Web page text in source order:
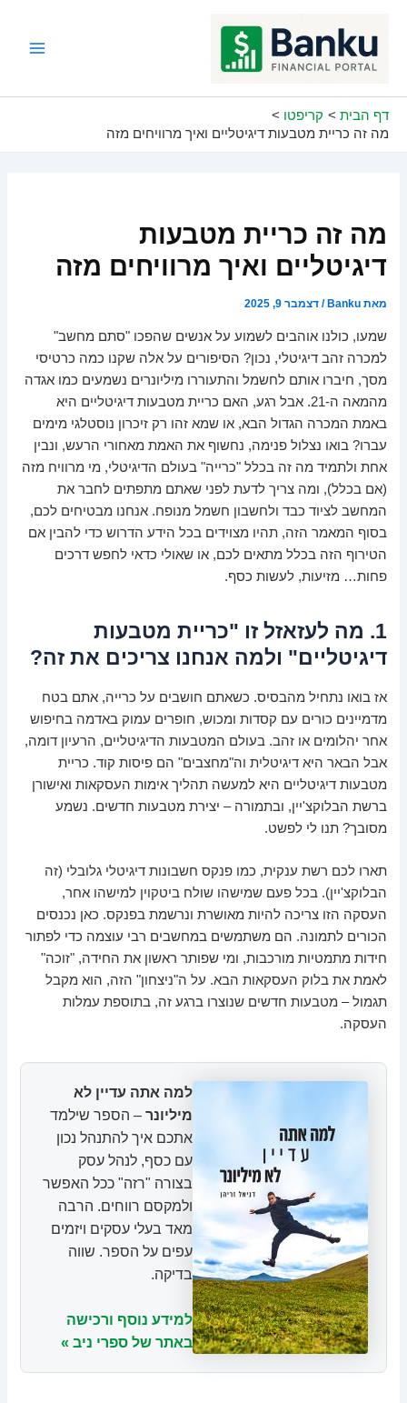
דף הבית
קריפטו
מה זה כריית מטבעות דיגיטליים ואיך מרוויחים מזה
מה זה כריית מטבעות
דיגיטליים ואיך מרוויחים מזה
מאתBanku
/דצמבר 9, 2025
שמעו, כולנו אוהבים לשמוע על אנשים שהפכו "סתם מחשב"
למכרה זהב דיגיטלי, נכון? הסיפורים על אלה שקנו כמה כרטיסי
מסך, חיברו אותם לחשמל והתעוררו מיליונרים נשמעים כמו אגדה
מהמאה ה-21. אבל רגע, האם כריית מטבעות דיגיטליים היא
באמת המכרה הגדול הבא, או שמא זהו רק זיכרון נוסטלגי מימים
עברו? בואו נצלול פנימה, נחשוף את האמת מאחורי הרעש, ונבין
אחת ולתמיד מה זה בכלל "כרייה" בעולם הדיגיטלי, מי מרוויח מזה
(אם בכלל), ומה צריך לדעת לפני שאתם מתפתים לחבר את
המחשב לציוד כבד ולחשבון חשמל מנופח. אנחנו מבטיחים לכם,
בסוף המאמר הזה, תהיו מצוידים בכל הידע הדרוש כדי להבין אם
הטירוף הזה בכלל מתאים לכם, או שאולי כדאי לחפש דרכים
פחות… מזיעות, לעשות כסף.
1. מה לעזאזל זו "כריית מטבעות
דיגיטליים" ולמה אנחנו צריכים את זה?
אז בואו נתחיל מהבסיס. כשאתם חושבים על כרייה, אתם בטח
מדמיינים כורים עם קסדות ומכוש, חופרים עמוק באדמה בחיפוש
אחר יהלומים או זהב. בעולם המטבעות הדיגיטליים, הרעיון דומה,
אבל הבאר היא דיגיטלית וה"מחצבים" הם פיסות קוד. כריית
מטבעות דיגיטליים היא למעשה תהליך אימות העסקאות ואישורן
ברשת הבלוקצ'יין, ובתמורה – יצירת מטבעות חדשים. נשמע
מסובך? תנו לי לפשט.
תארו לכם רשת ענקית, כמו פנקס חשבונות דיגיטלי גלובלי (זה
הבלוקצ'יין). בכל פעם שמישהו שולח ביטקוין למישהו אחר,
העסקה הזו צריכה להיות מאושרת ונרשמת בפנקס. כאן נכנסים
הכורים לתמונה. הם משתמשים במחשבים רבי עוצמה כדי לפתור
חידות מתמטיות מורכבות, ומי שפותר ראשון את החידה, "זוכה"
לאמת את בלוק העסקאות הבא. על ה"ניצחון" הזה, הוא מקבל
תגמול – מטבעות חדשים שנוצרו ברגע זה, בתוספת עמלות
העסקה.
למה אתה עדיין לא
מיליונר – הספר שילמד
אתכם איך להתנהל נכון
עם כסף, לנהל עסק
בצורה "רזה" ככל האפשר
ולמקסם רווחים. הרבה
מאד בעלי עסקים ויזמים
עפים על הספר. שווה
בדיקה.
למידע נוסף ורכישה
באתר של ספרי ניב »